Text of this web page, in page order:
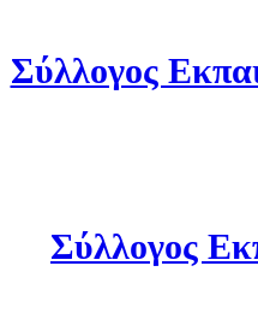
Σύλλογος
Σύλλογος